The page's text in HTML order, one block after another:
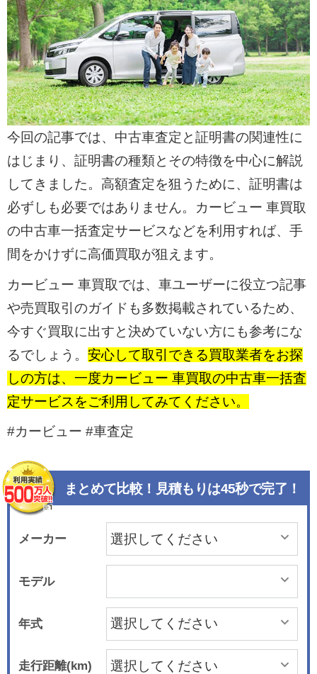
今回の記事では、中古車査定と証明書の関連性に
はじまり、証明書の種類とその特徴を中心に解説
してきました。高額査定を狙うために、証明書は
必ずしも必要ではありません。カービュー 車買取
の中古車一括査定サービスなどを利用すれば、手
間をかけずに高価買取が狙えます。
カービュー 車買取では、車ユーザーに役立つ記事
や売買取引のガイドも多数掲載されているため、
今すぐ買取に出すと決めていない方にも参考にな
るでしょう。 安心して取引できる買取業者をお探
しの方は、一度カービュー 車買取の中古車一括査
定サービスをご利用してみてください。
#カービュー #車査定
まとめて比較！見積もりは45秒で完了！
メーカー
モデル
年式
走行距離(km)